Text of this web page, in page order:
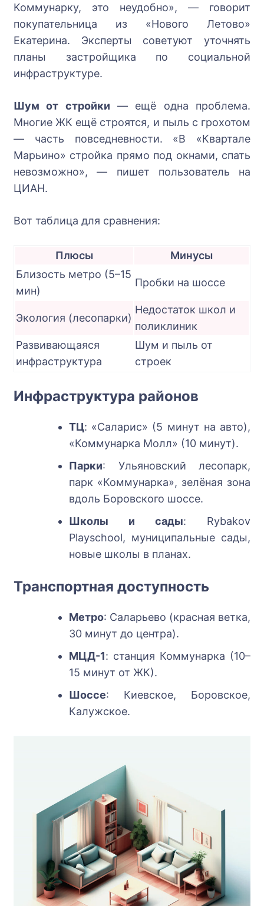
Коммунарку, это неудобно», — говорит
покупательница из «Нового Летово»
Екатерина. Эксперты советуют уточнять
планы застройщика по социальной
инфраструктуре.
Шум от стройки — ещё одна проблема.
Многие ЖК ещё строятся, и пыль с грохотом
— часть повседневности. «В «Квартале
Марьино» стройка прямо под окнами, спать
невозможно», — пишет пользователь на
ЦИАН.
Вот таблица для сравнения:
Плюсы
Минусы
Близость метро (5–15
мин)
Пробки на шоссе
Экология (лесопарки)
Недостаток школ и
поликлиник
Развивающаяся
инфраструктура
Шум и пыль от
строек
Инфраструктура районов
ТЦ: «Саларис» (5 минут на авто),
«Коммунарка Молл» (10 минут).
Парки: Ульяновский лесопарк,
парк «Коммунарка», зелёная зона
вдоль Боровского шоссе.
Школы и сады: Rybakov
Playschool, муниципальные сады,
новые школы в планах.
Транспортная доступность
Метро: Саларьево (красная ветка,
30 минут до центра).
МЦД-1: станция Коммунарка (10–
15 минут от ЖК).
Шоссе: Киевское, Боровское,
Калужское.